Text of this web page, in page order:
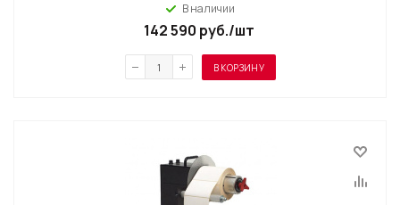
В наличии
142 590 руб./шт
В КОРЗИНУ